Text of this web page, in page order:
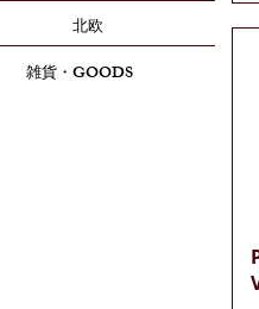
北欧
雑貨・GOODS